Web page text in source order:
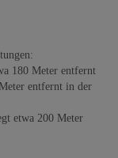
180 Meter entfernt
entfernt in der
etwa 200 Meter